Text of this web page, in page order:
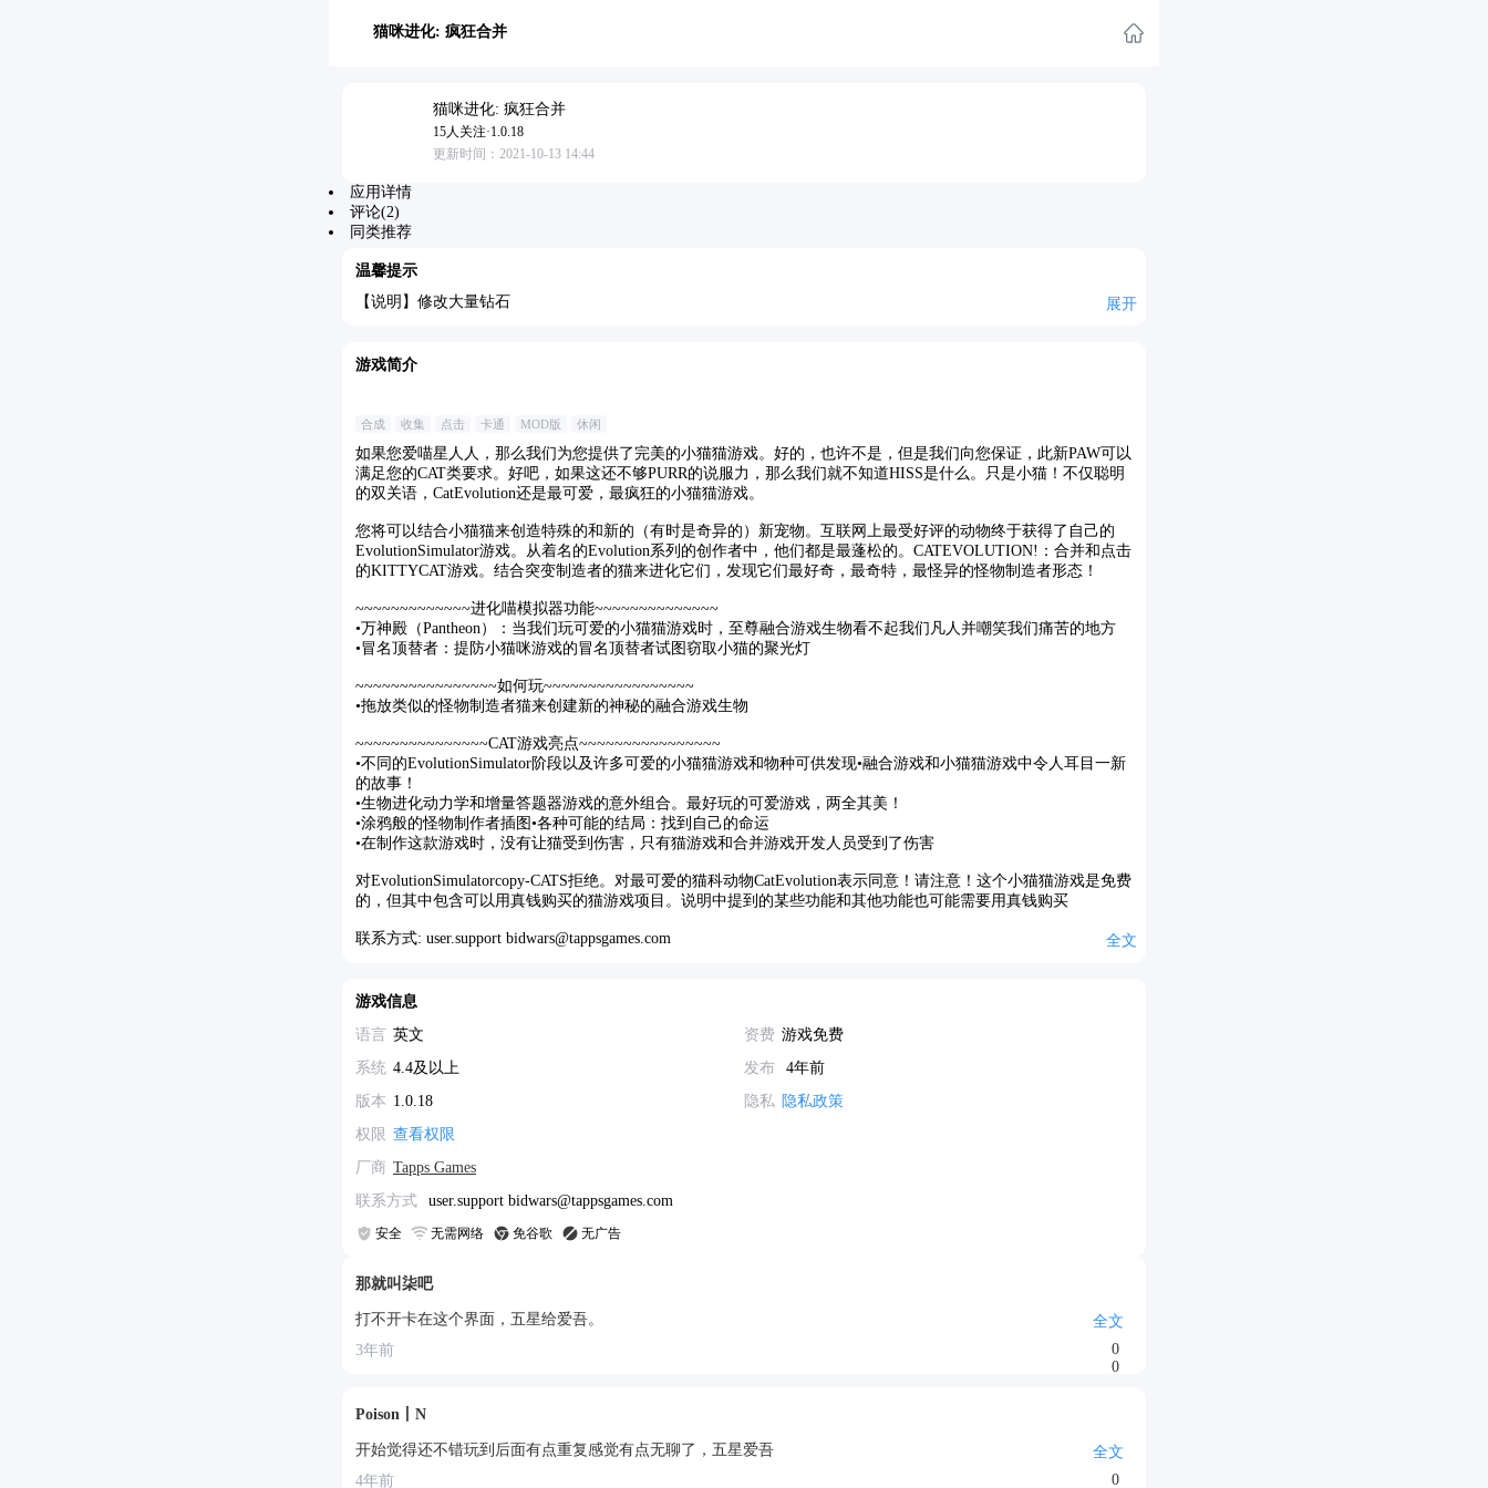
猫咪进化: 疯狂合并
猫咪进化: 疯狂合并
15人关注·1.0.18
更新时间：2021-10-13 14:44
应用详情
评论(2)
同类推荐
温馨提示
【说明】修改大量钻石
展开
游戏简介
合成 收集 点击 卡通 MOD版 休闲
如果您爱喵星人人，那么我们为您提供了完美的小猫猫游戏。好的，也许不是，但是我们向您保证，此新PAW可以
满足您的CAT类要求。好吧，如果这还不够PURR的说服力，那么我们就不知道HISS是什么。只是小猫！不仅聪明
的双关语，CatEvolution还是最可爱，最疯狂的小猫猫游戏。
您将可以结合小猫猫来创造特殊的和新的（有时是奇异的）新宠物。互联网上最受好评的动物终于获得了自己的
EvolutionSimulator游戏。从着名的Evolution系列的创作者中，他们都是最蓬松的。CATEVOLUTION!：合并和点击
的KITTYCAT游戏。结合突变制造者的猫来进化它们，发现它们最好奇，最奇特，最怪异的怪物制造者形态！
~~~~~~~~~~~~~进化喵模拟器功能~~~~~~~~~~~~~~
•万神殿（Pantheon）：当我们玩可爱的小猫猫游戏时，至尊融合游戏生物看不起我们凡人并嘲笑我们痛苦的地方
•冒名顶替者：提防小猫咪游戏的冒名顶替者试图窃取小猫的聚光灯
~~~~~~~~~~~~~~~~如何玩~~~~~~~~~~~~~~~~~
•拖放类似的怪物制造者猫来创建新的神秘的融合游戏生物
~~~~~~~~~~~~~~~CAT游戏亮点~~~~~~~~~~~~~~~~
•不同的EvolutionSimulator阶段以及许多可爱的小猫猫游戏和物种可供发现•融合游戏和小猫猫游戏中令人耳目一新
的故事！
•生物进化动力学和增量答题器游戏的意外组合。最好玩的可爱游戏，两全其美！
•涂鸦般的怪物制作者插图•各种可能的结局：找到自己的命运
•在制作这款游戏​​时，没有让猫受到伤害，只有猫游戏和合并游戏开发人员受到了伤害
对EvolutionSimulatorcopy-CATS拒绝。对最可爱的猫科动物CatEvolution表示同意！请注意！这个小猫猫游戏是免费
的，但其中包含可以用真钱购买的猫游戏项目。说明中提到的某些功能和其他功能也可能需要用真钱购买
联系方式: user.support bidwars@tappsgames.com 全文
游戏信息
语言 英文 资费 游戏免费
系统 4.4及以上 发布
4年前
版本 1.0.18 隐私 隐私政策
权限 查看权限
厂商 Tapps Games
联系方式
user.support bidwars@tappsgames.com
安全 无需网络 免谷歌 无广告
那就叫柒吧
打不开卡在这个界面，五星给爱吾。
全文
3年前
0
0
Poison丨N
开始觉得还不错玩到后面有点重复感觉有点无聊了，五星爱吾
全文
4年前
0